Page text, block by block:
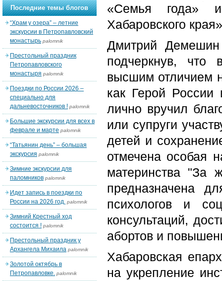
«Семья года» и
Хабаровского
Дмитрий Демешин
подчеркнув, что
высшим отличием
как Герой
лично вручил
или супруги
детей и
отмечена особая
материнства "За
предназначена
психологов и
консультаций,
абортов и
Хабаровская
на укрепление
Последние темы блогов
“Храм у озера” – летние
экскурсии в Петропавловский
монастырь palomnik
Престольный праздник
Петропавловского
монастыря palomnik
Поездки по России 2026 –
специально для
дальневосточников ! palomnik
Большие экскурсии для всех в
феврале и марте palomnik
“Татьянин день” – большая
экскурсия palomnik
Зимние экскурсии для
паломников palomnik
Идет запись в поездки по
России на 2026 год. palomnik
Зимний Крестный ход
состоится ! palomnik
Престольный праздник у
Архангела Михаила palomnik
Золотой октябрь в
Петропавловке. palomnik